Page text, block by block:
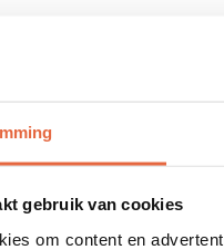
gebruik van cookies
om content en